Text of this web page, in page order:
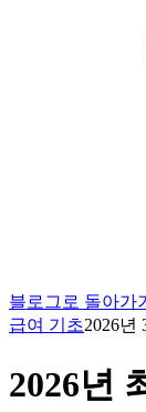
블로그로 돌아가기
급여 기초2026년
2026년